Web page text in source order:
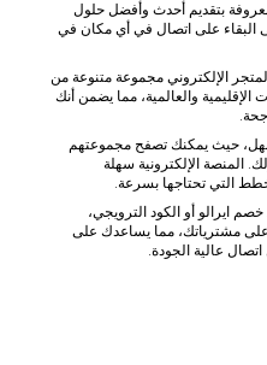
معروفة بتقديم أحدث وأفضل حلول
البقاء على اتصال في أي مكان في
الإلكتروني مجموعة متنوعة من
والعالمية، مما يضمن أنك
حيث يمكنك تصفح مجموعتهم
المنصة الإلكترونية سهلة
التي تحتاجها بسرعة.
ايرالو أو الكود الترويجي،
مشترياتك، مما يساعدك على
عالية الجودة.